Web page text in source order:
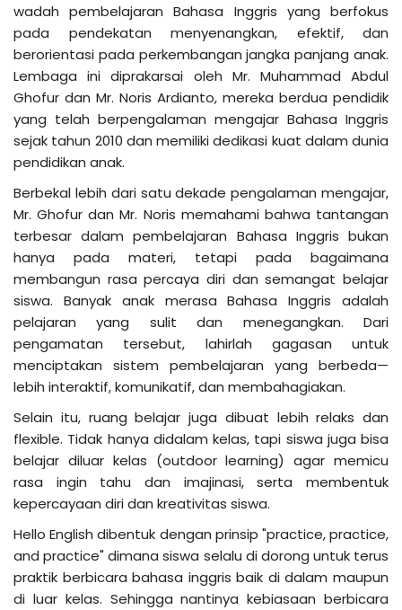
wadah pembelajaran Bahasa Inggris yang berfokus
pada pendekatan menyenangkan, efektif, dan
berorientasi pada perkembangan jangka panjang anak.
Lembaga ini diprakarsai oleh Mr. Muhammad Abdul
Ghofur dan Mr. Noris Ardianto, mereka berdua pendidik
yang telah berpengalaman mengajar Bahasa Inggris
sejak tahun 2010 dan memiliki dedikasi kuat dalam dunia
pendidikan anak.
Berbekal lebih dari satu dekade pengalaman mengajar,
Mr. Ghofur dan Mr. Noris memahami bahwa tantangan
terbesar dalam pembelajaran Bahasa Inggris bukan
hanya pada materi, tetapi pada bagaimana
membangun rasa percaya diri dan semangat belajar
siswa. Banyak anak merasa Bahasa Inggris adalah
pelajaran yang sulit dan menegangkan. Dari
pengamatan tersebut, lahirlah gagasan untuk
menciptakan sistem pembelajaran yang berbeda—
lebih interaktif, komunikatif, dan membahagiakan.
Selain itu, ruang belajar juga dibuat lebih relaks dan
flexible. Tidak hanya didalam kelas, tapi siswa juga bisa
belajar diluar kelas (outdoor learning) agar memicu
rasa ingin tahu dan imajinasi, serta membentuk
kepercayaan diri dan kreativitas siswa.
Hello English dibentuk dengan prinsip "practice, practice,
and practice" dimana siswa selalu di dorong untuk terus
praktik berbicara bahasa inggris baik di dalam maupun
di luar kelas. Sehingga nantinya kebiasaan berbicara